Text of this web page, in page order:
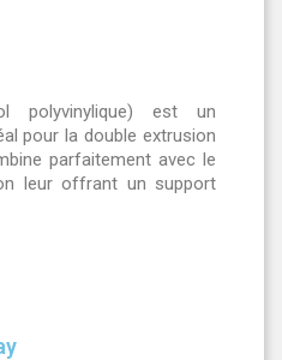
polyvinylique) est un
pour la double extrusion
parfaitement avec le
leur offrant un support